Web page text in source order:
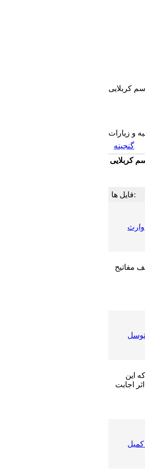
کربلایی
و زیارات
گنجینه
کربلایی
فایل ها:
مفاتيح
اين
اجابت